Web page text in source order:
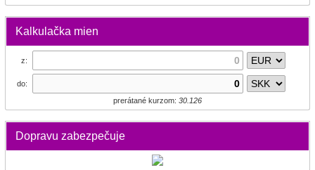
Kalkulačka mien
z:
do:
prerátané kurzom: 30.126
Dopravu zabezpečuje